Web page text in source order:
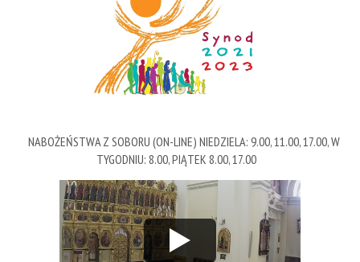
NABOŻEŃSTWA Z SOBORU (ON-LINE) NIEDZIELA: 9.00, 11.00, 17.00, W
TYGODNIU: 8.00, PIĄTEK 8.00, 17.00